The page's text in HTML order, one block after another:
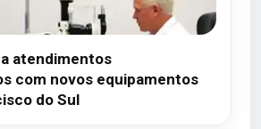
atendimentos
com novos equipamentos
do Sul